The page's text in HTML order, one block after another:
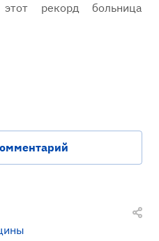
рекорд больница